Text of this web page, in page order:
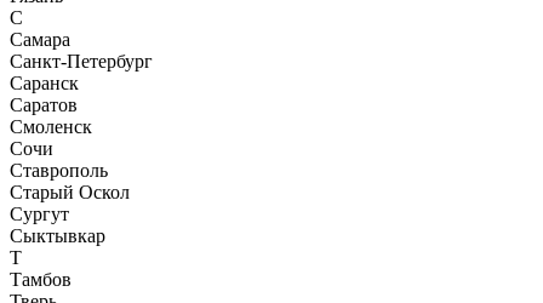
С
Самара
Санкт-Петербург
Саранск
Саратов
Смоленск
Сочи
Ставрополь
Старый Оскол
Сургут
Сыктывкар
Т
Тамбов